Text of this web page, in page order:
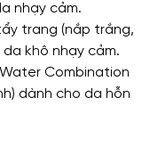
nhạy cảm.
trang (nắp trắng,
khô nhạy cảm.
Combination
dành cho da hỗn